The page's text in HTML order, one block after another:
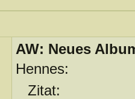
AW: Neues
Hennes:
Zitat: